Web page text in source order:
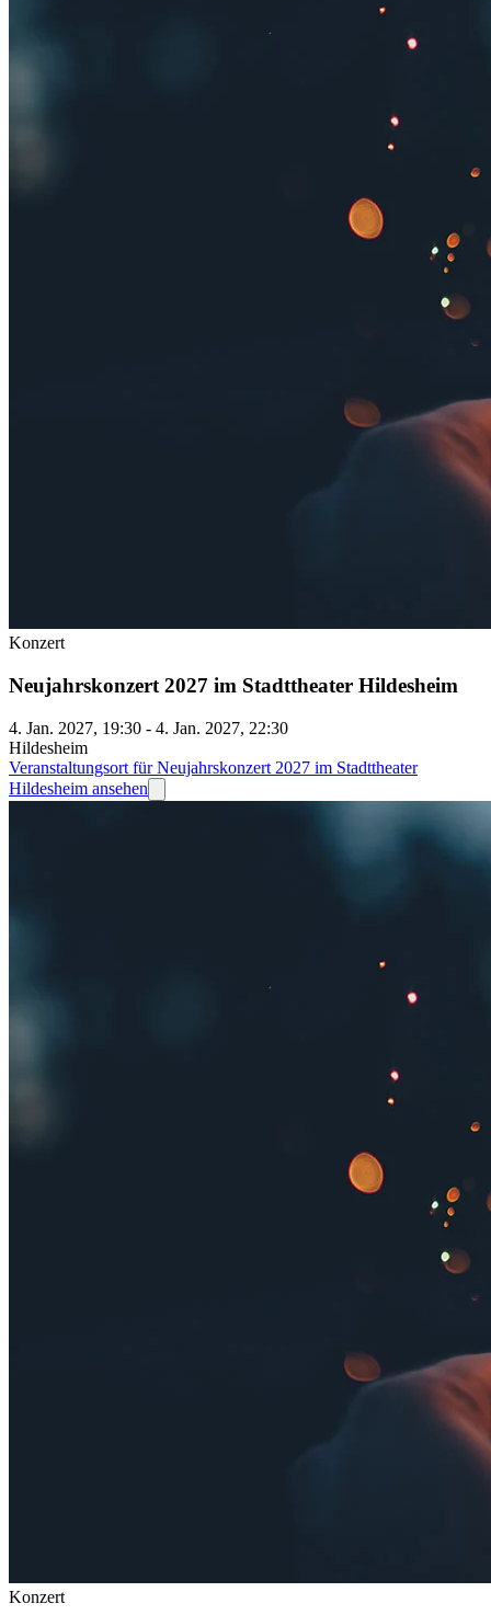
Konzert
Neujahrskonzert 2027 im Stadttheater Hildesheim
4. Jan. 2027, 19:30 - 4. Jan. 2027, 22:30
Hildesheim
Veranstaltungsort für Neujahrskonzert 2027 im Stadttheater
Hildesheim ansehen
Konzert